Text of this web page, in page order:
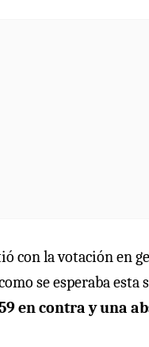
con la votación en
se esperaba esta
en contra y una